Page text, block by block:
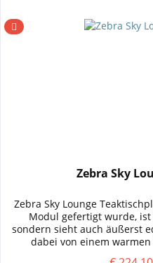
Zebra Sky
Zebra Sky Lounge
Modul gefertigt wurde,
sondern sieht auch äußerst
dabei von einem